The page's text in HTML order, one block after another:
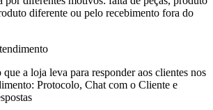
diferente ou pelo recebimento fora do
a loja leva para responder aos clientes nos
Protocolo, Chat com o Cliente e